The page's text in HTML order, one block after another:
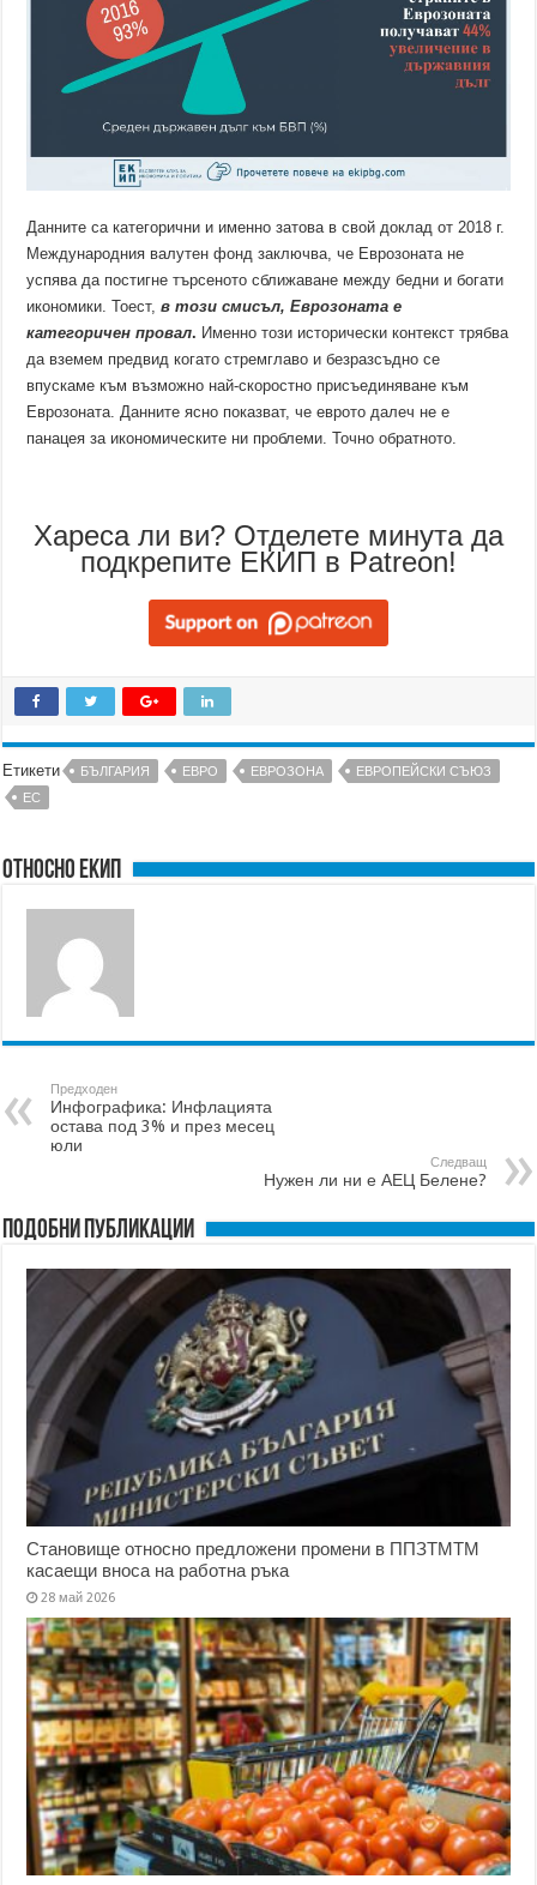
Данните са категорични и именно затова в свой доклад от 2018 г.
Международния валутен фонд заключва, че Еврозоната не
успява да постигне търсеното сближаване между бедни и богати
икономики. Тоест,в този смисъл, Еврозоната е
категоричен провал. Именно този исторически контекст трябва
да вземем предвид когато стремглаво и безразсъдно се
впускаме към възможно най-скоростно присъединяване към
Еврозоната. Данните ясно показват, че еврото далеч не е
панацея за икономическите ни проблеми. Точно обратното.
Хареса ли ви? Отделете минута да
подкрепите ЕКИП в Patreon!
Етикети БЪЛГАРИЯ ЕВРО ЕВРОЗОНА
ЕВРОПЕЙСКИ СЪЮЗ
ЕС
Относно ЕКИП
Предходен
Инфографика: Инфлацията
остава под 3% и през месец
юли
Следващ
Нужен ли ни е АЕЦ Белене?
Подобни публикации
Становище относно предложени промени в ППЗТМТМ
касаещи вноса на работна ръка
28 май 2026